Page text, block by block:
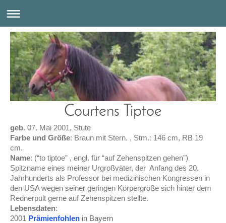
Courtens Tiptoe
geb. 07. Mai 2001, Stute
Farbe und Größe: Braun mit Stern. , Stm.: 146 cm, RB 19
cm.
Name: (“to tiptoe” , engl. für “auf Zehenspitzen gehen”)
Spitzname eines meiner Urgroßväter, der Anfang des 20.
Jahrhunderts als Professor bei medizinischen Kongressen in
den USA wegen seiner geringen Körpergröße sich hinter dem
Rednerpult gerne auf Zehenspitzen stellte.
Lebensdaten:
2001 Prämienfohlen in Bayern